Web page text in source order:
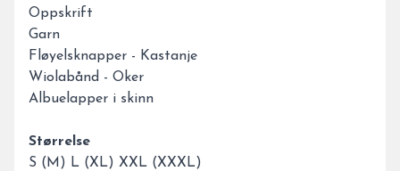
Oppskrift
Garn
Fløyelsknapper - Kastanje
Wiolabånd - Oker
Albuelapper i skinn
Størrelse
S (M) L (XL) XXL (XXXL)